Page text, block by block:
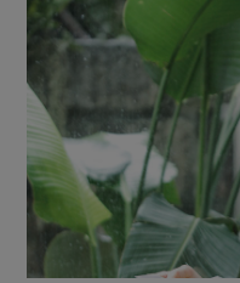
一籃菜
芽苗類
辛香料類
奶蛋豆・五穀
蛋
食材
麵食
肉食
常備菜
特別企畫
預購活動
把最好的台灣味帶回家！
防災用品預購圓滿結束
2026年端午節預購圓滿結束
更多預購活動
觀點文章
主婦食堂
社內大小事
關於合作社
認識合作社
重要公告